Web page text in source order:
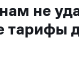
не
тарифы